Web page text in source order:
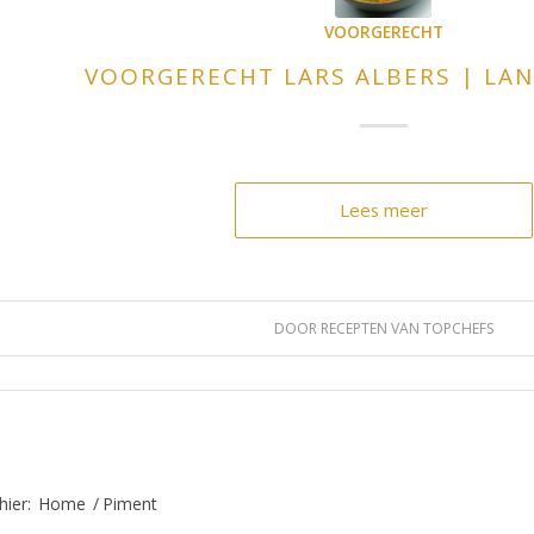
VOORGERECHT
VOORGERECHT LARS ALBERS |
Lees meer
DOOR RECEPTEN VAN TOPCHEFS
Home / Piment